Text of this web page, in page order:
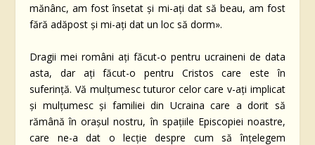
mănânc, am fost însetat și mi-ați dat să beau, am fost
fără adăpost și mi-ați dat un loc să dorm».
Dragii mei români ați făcut-o pentru ucraineni de data
asta, dar ați făcut-o pentru Cristos care este în
suferință. Vă mulțumesc tuturor celor care v-ați implicat
și mulțumesc și familiei din Ucraina care a dorit să
rămână în orașul nostru, în spațiile Episcopiei noastre,
care ne-a dat o lecție despre cum să înțelegem